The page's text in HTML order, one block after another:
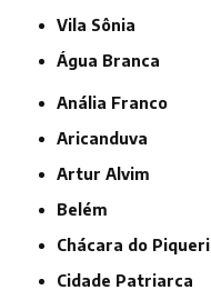
Vila Sônia
Água Branca
Anália Franco
Aricanduva
Artur Alvim
Belém
Chácara do Piqueri
Cidade Patriarca